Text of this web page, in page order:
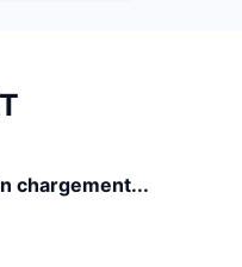
chargement...